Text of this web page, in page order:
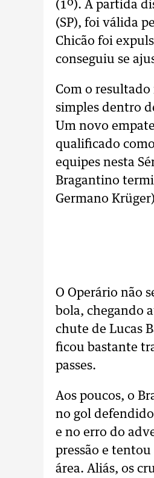
(1º). A partida
(SP), foi válida
Chicão foi
conseguiu se
Com o resultado
simples dentro
Um novo
qualificado
equipes nesta
Bragantino
Germano
O Operário não
bola, chegando
chute de Lucas
ficou bastante
passes.
Aos poucos, o
no gol
e no erro do
pressão e
área. Aliás, os